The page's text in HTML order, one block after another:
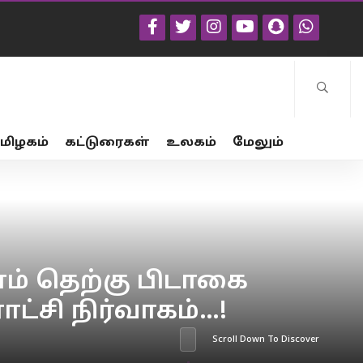
கட்டுரைகள் உலகம் மேலும்
தெற்கு பிடாகை
நிர்வாகம்…!
Scroll Down To Discover